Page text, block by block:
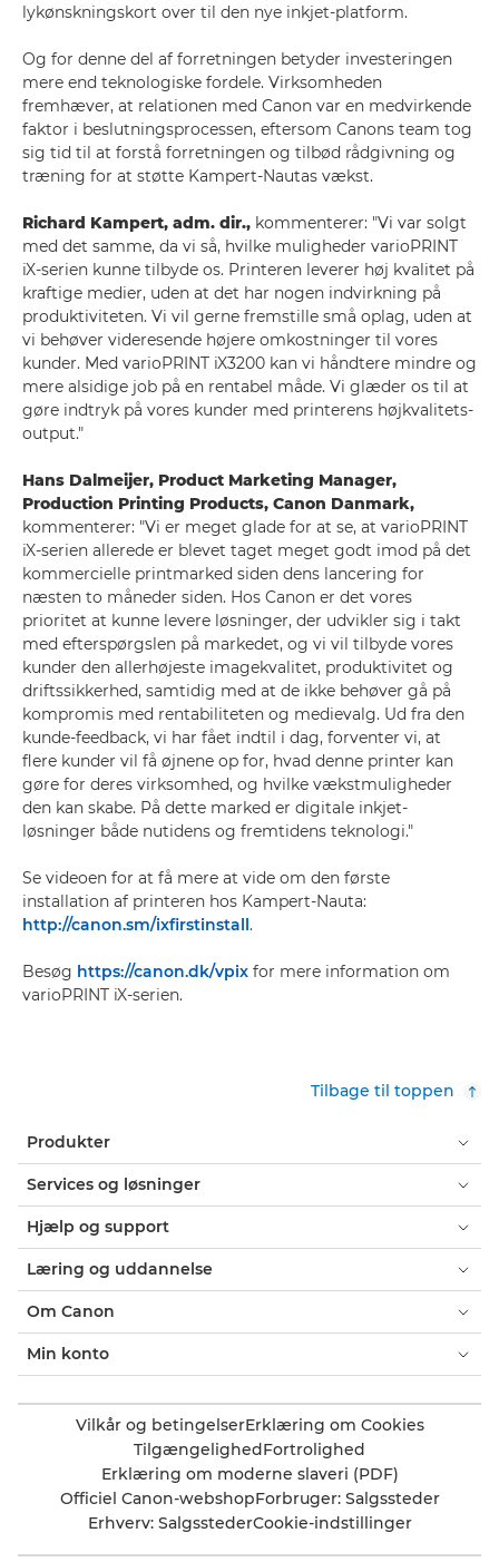
lykønskningskort over til den nye inkjet-platform.
Og for denne del af forretningen betyder investeringen
mere end teknologiske fordele. Virksomheden
fremhæver, at relationen med Canon var en medvirkende
faktor i beslutningsprocessen, eftersom Canons team tog
sig tid til at forstå forretningen og tilbød rådgivning og
træning for at støtte Kampert-Nautas vækst.
Richard Kampert, adm. dir., kommenterer: "Vi var solgt
med det samme, da vi så, hvilke muligheder varioPRINT
iX-serien kunne tilbyde os. Printeren leverer høj kvalitet på
kraftige medier, uden at det har nogen indvirkning på
produktiviteten. Vi vil gerne fremstille små oplag, uden at
vi behøver videresende højere omkostninger til vores
kunder. Med varioPRINT iX3200 kan vi håndtere mindre og
mere alsidige job på en rentabel måde. Vi glæder os til at
gøre indtryk på vores kunder med printerens højkvalitets-
output."
Hans Dalmeijer, Product Marketing Manager,
Production Printing Products, Canon Danmark,
kommenterer: "Vi er meget glade for at se, at varioPRINT
iX-serien allerede er blevet taget meget godt imod på det
kommercielle printmarked siden dens lancering for
næsten to måneder siden. Hos Canon er det vores
prioritet at kunne levere løsninger, der udvikler sig i takt
med efterspørgslen på markedet, og vi vil tilbyde vores
kunder den allerhøjeste imagekvalitet, produktivitet og
driftssikkerhed, samtidig med at de ikke behøver gå på
kompromis med rentabiliteten og medievalg. Ud fra den
kunde-feedback, vi har fået indtil i dag, forventer vi, at
flere kunder vil få øjnene op for, hvad denne printer kan
gøre for deres virksomhed, og hvilke vækstmuligheder
den kan skabe. På dette marked er digitale inkjet-
løsninger både nutidens og fremtidens teknologi."
Se videoen for at få mere at vide om den første
installation af printeren hos Kampert-Nauta:
http://canon.sm/ixfirstinstall.
Besøg https://canon.dk/vpix for mere information om
varioPRINT iX-serien.
Tilbage til toppen
Produkter
Services og løsninger
Hjælp og support
Læring og uddannelse
Om Canon
Min konto
Vilkår og betingelserErklæring om Cookies
TilgængelighedFortrolighed
Erklæring om moderne slaveri (PDF)
Officiel Canon-webshopForbruger: Salgssteder
Erhverv: SalgsstederCookie-indstillinger